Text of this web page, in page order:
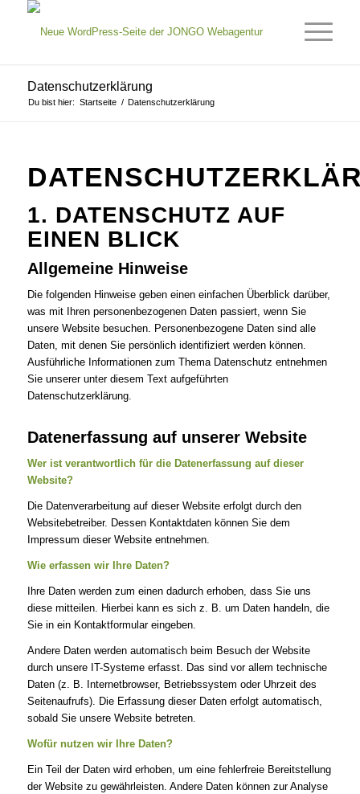
Datenschutzerklärung
Du bist hier: Startseite / Datenschutzerklärung
1. DATENSCHUTZ AUF
EINEN BLICK
Allgemeine Hinweise
Die folgenden Hinweise geben einen einfachen Überblick darüber,
was mit Ihren personenbezogenen Daten passiert, wenn Sie
unsere Website besuchen. Personenbezogene Daten sind alle
Daten, mit denen Sie persönlich identifiziert werden können.
Ausführliche Informationen zum Thema Datenschutz entnehmen
Sie unserer unter diesem Text aufgeführten
Datenschutzerklärung.
Datenerfassung auf unserer Website
Wer ist verantwortlich für die Datenerfassung auf dieser
Website?
Die Datenverarbeitung auf dieser Website erfolgt durch den
Websitebetreiber. Dessen Kontaktdaten können Sie dem
Impressum dieser Website entnehmen.
Wie erfassen wir Ihre Daten?
Ihre Daten werden zum einen dadurch erhoben, dass Sie uns
diese mitteilen. Hierbei kann es sich z. B. um Daten handeln, die
Sie in ein Kontaktformular eingeben.
Andere Daten werden automatisch beim Besuch der Website
durch unsere IT-Systeme erfasst. Das sind vor allem technische
Daten (z. B. Internetbrowser, Betriebssystem oder Uhrzeit des
Seitenaufrufs). Die Erfassung dieser Daten erfolgt automatisch,
sobald Sie unsere Website betreten.
Wofür nutzen wir Ihre Daten?
Ein Teil der Daten wird erhoben, um eine fehlerfreie Bereitstellung
der Website zu gewährleisten. Andere Daten können zur Analyse